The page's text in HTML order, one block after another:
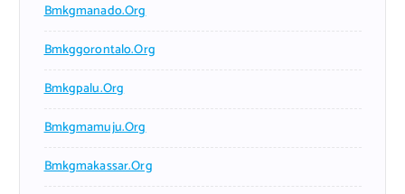
Bmkgmanado.org
Bmkggorontalo.org
Bmkgpalu.org
Bmkgmamuju.org
Bmkgmakassar.org